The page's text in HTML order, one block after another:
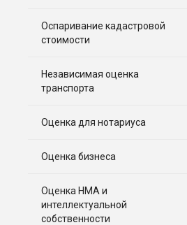
Оспаривание кадастровой
стоимости
Независимая оценка
транспорта
Оценка для нотариуса
Оценка бизнеса
Оценка НМА и
интеллектуальной
собственности